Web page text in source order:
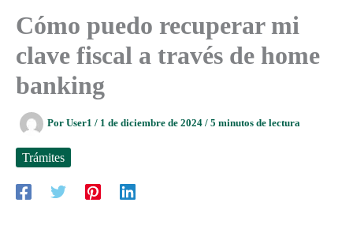
Cómo puedo recuperar mi
clave fiscal a través de home
banking
Por User1 / 1 de diciembre de 2024 / 5 minutos de lectura
Trámites